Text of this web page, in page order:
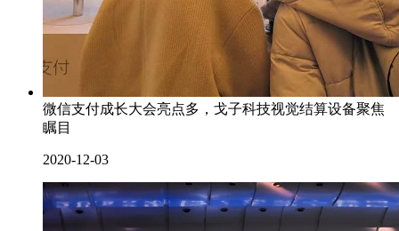
微信支付成长大会亮点多，戈子科技视觉结算设备聚焦
瞩目
2020-12-03